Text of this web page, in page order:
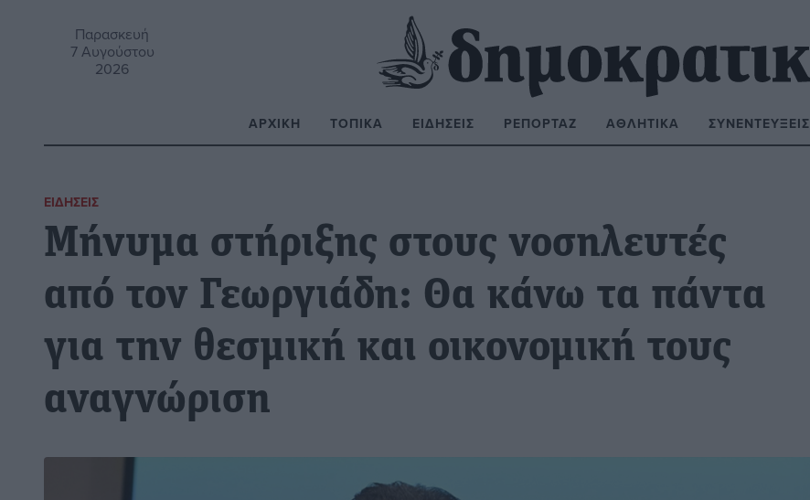
Παρασκευή
7 Αυγούστου
2026
ΑΡΧΙΚΉ ΤΟΠΙΚΆ ΕΙΔΉΣΕΙΣ ΡΕΠΟΡΤΆΖ ΑΘΛΗΤΙΚΆ ΣΥΝΕΝΤΕΎΞΕΙΣ
ΕΙΔΉΣΕΙΣ
Μήνυμα στήριξης στους νοσηλευτές
από τον Γεωργιάδη: Θα κάνω τα πάντα
για την θεσμική και οικονομική τους
αναγνώριση